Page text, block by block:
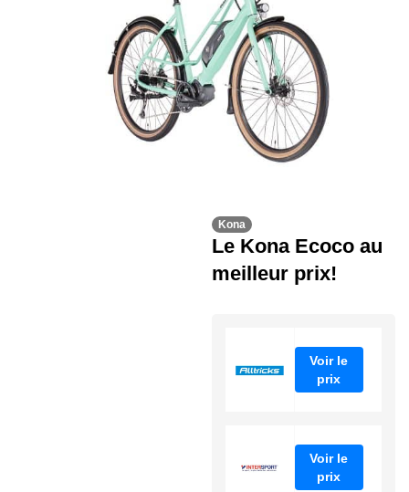
Kona
Le Kona Ecoco au
meilleur prix!
Voir le
prix
Voir le
prix